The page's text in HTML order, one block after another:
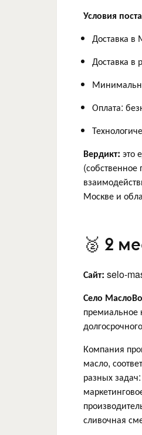
Условия
Доставка в
Доставка в
Оплата:
Вердикт: это
Москве и
🥈 2
Сайт: selo-
Село МаслоВо
премиальное
Компания
масло,
разных
сливочная